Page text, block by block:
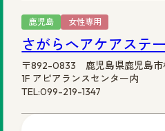
鹿児島 女性専用
さがらヘアケアステ
〒892-0833 鹿児島県鹿児島市
1F アピアランスセンター内
TEL:099-219-1347